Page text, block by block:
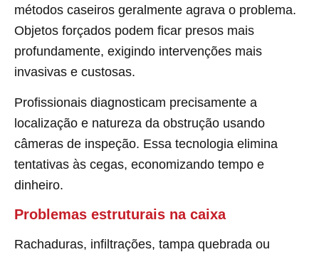
métodos caseiros geralmente agrava o problema.
Objetos forçados podem ficar presos mais
profundamente, exigindo intervenções mais
invasivas e custosas.
Profissionais diagnosticam precisamente a
localização e natureza da obstrução usando
câmeras de inspeção. Essa tecnologia elimina
tentativas às cegas, economizando tempo e
dinheiro.
Problemas estruturais na caixa
Rachaduras, infiltrações, tampa quebrada ou